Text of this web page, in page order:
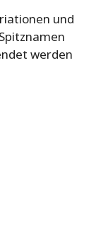
und
werden